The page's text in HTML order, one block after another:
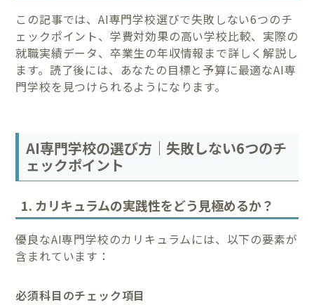
この記事では、AI専門学校選びで失敗しない6つのチ
ェックポイント、学費対効果の高い学校比較、実際の
就職実績データ、卒業生の年収情報まで詳しく解説し
ます。読了後には、あなたの目標と予算に最適なAI専
門学校を見つけられるようになります。
AI専門学校の選び方｜失敗しない6つのチ
ェックポイント
1. カリキュラムの実践性をどう見極めるか？
優良なAI専門学校のカリキュラムには、以下の要素が
含まれています：
必須科目のチェック項目